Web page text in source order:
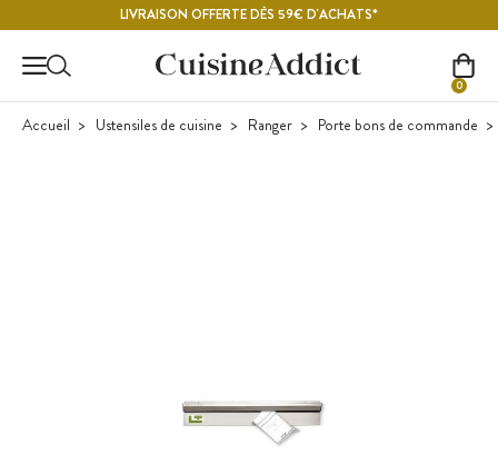
LIVRAISON OFFERTE DÈS 59€ D'ACHATS*
0
Accueil Ustensiles de cuisine Ranger Porte bons de commande